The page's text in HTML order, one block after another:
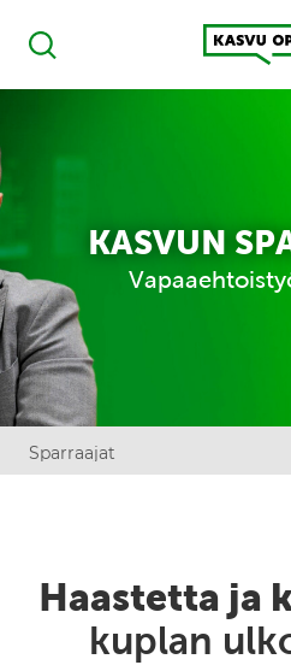
Haku
Kasvu Open
KASVUN
Sparraajat
Haastetta ja
kuplan